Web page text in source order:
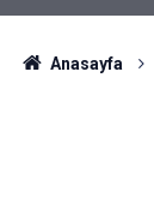
Anasayfa